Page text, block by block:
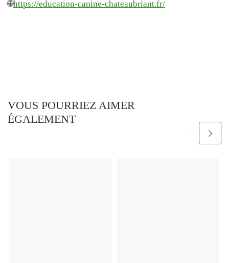
🌐https://education-canine-chateaubriant.fr/
VOUS POURRIEZ AIMER
ÉGALEMENT